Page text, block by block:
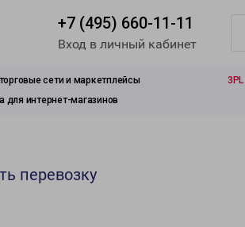
+7 (495) 660-11-11
Вход в личный кабинет
сети и маркетплейсы 3PL
для интернет-магазинов
перевозку